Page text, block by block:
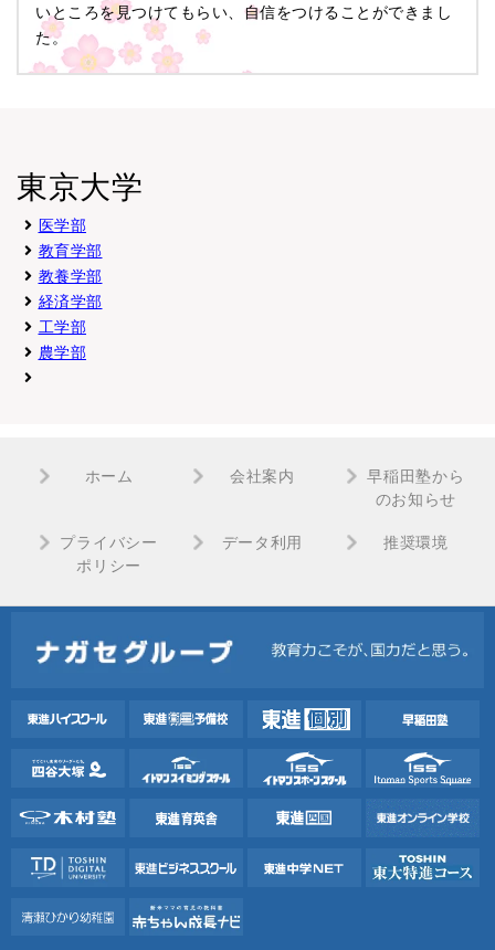
【推薦要件に該当する客観的資料】志願者が推薦要件に合致す
・ 「求める学生像」に記載されている要件を客観的に示す説明
・本人の能力をよく知る人物（高等学校等の内外を問わない）
学部
入試方式
農学部
推薦入試
10月中旬〜11月上旬
【推薦要件に該当する客観的資料】下記のいずれか１つ（複数
・研究成果あるいは論文
学部
成績
(評定平
推薦入試
このほかにも、推薦要件に該当すると判断できる客観的根拠を
・ 自主的な研究活動または社会貢献活動の具体的内容や成果を
・ 外国語に関する語学力の証明書（TOEFL、英検、IELTS、
学部
出願時期
いところを見つけてもらい、自信をつけることができまし
た。
東京大学
医学部
教育学部
教養学部
経済学部
工学部
農学部
ホーム 会社案内
早稲田塾から
のお知らせ
プライバシー
ポリシー
データ利用 推奨環境